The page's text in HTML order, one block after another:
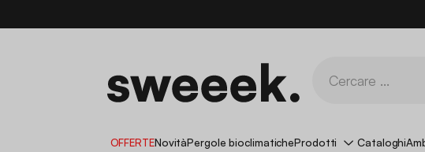
OFFERTENovitàPergole bioclimaticheProdotti Cataloghi